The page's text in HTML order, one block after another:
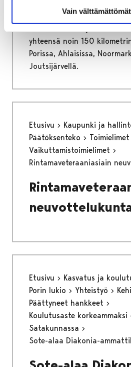
Vain
Porin kaupunki ylläpitää
yhteensä noin 150
Porissa, Ahlaisissa,
Joutsijärvellä.
Etusivu
Kaupunki ja
Päätöksenteko
Toimielimet
Vaikuttamistoimielimet
Rintamaveteraaniasiain
Etusivu Kasvatus ja
Porin lukio
Yhteistyö
Päättyneet hankkeet
Koulutusaste korkeammaksi
Satakunnassa
Sote-alaa Diakonia-